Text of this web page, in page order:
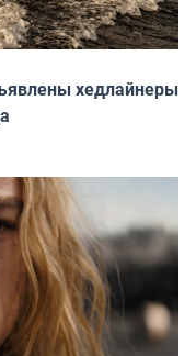
хедлайнеры